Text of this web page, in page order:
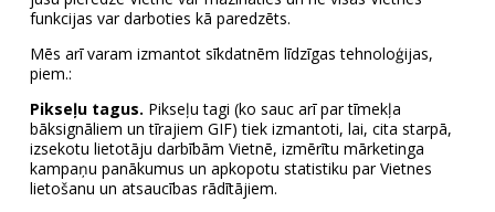
funkcijas var darboties kā paredzēts.
Mēs arī varam izmantot sīkdatnēm līdzīgas tehnoloģijas,
piem.:
Pikseļu tagus. Pikseļu tagi (ko sauc arī par tīmekļa
bāksignāliem un tīrajiem GIF) tiek izmantoti, lai, cita starpā,
izsekotu lietotāju darbībām Vietnē, izmērītu mārketinga
kampaņu panākumus un apkopotu statistiku par Vietnes
lietošanu un atsaucības rādītājiem.